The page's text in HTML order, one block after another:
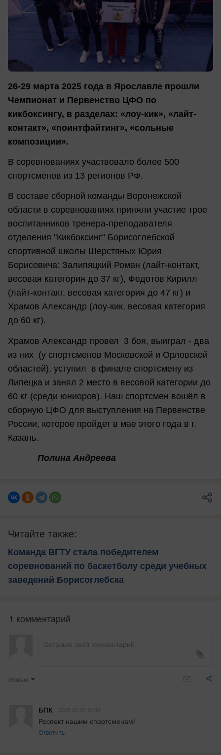
26-29 марта 2025 года в Ярославле прошли
Чемпионат и Первенство ЦФО по
кикбоксингу, в разделах: «лоу-кик», «лайт-
контакт», «поинтфайтинг», «сольные
композиции».
В соревнованиях участвовало более 500
спортсменов из 13 регионов РФ.
В составе сборной команды Воронежской
области в соревнованиях приняли участие трое
воспитанников тренера-преподавателя
отделения "Кикбоксинг" Борисоглебской
спортивной школы Шерстяных Юрия
Борисовича: Залипяцкий Роман (лайт-контакт,
весовая категория до 37 кг), Федотов Кирилл
(лайт-контакт, весовая категория до 47 кг) и
Храмов Александр (лоу-кик, весовая категория
до 60 кг).
Храмов Александр провел 3 боя, выиграл - два
из них (у спортсменов Московской и Орловской
областей), уступил в финале спортсмену из
Липецка и занял 2 место в весовой категории до
60 кг (среди юниоров). Наш спортсмен вошёл в
сборную ЦФО для выступления на Первенстве
России, которое пройдет в мае этого года в г.
Казань.
Полина Андреева
Читайте также:
Команда ВГТУ стала победителем
соревнований по баскетболу среди учебных
заведений Борисоглебска
1 комментарий
Новые
БПК
Респект нашим спортсменам!
Ответить